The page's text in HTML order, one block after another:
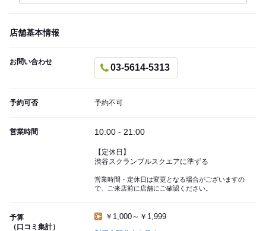
店舗基本情報
お問い合わせ
03-5614-5313
予約可否 予約不可
営業時間 10:00 - 21:00
【定休日】
渋谷スクランブルスクエアに準ずる
営業時間・定休日は変更となる場合がございますの
で、ご来店前に店舗にご確認ください。
予算
（口コミ集計）
￥1,000～￥1,999